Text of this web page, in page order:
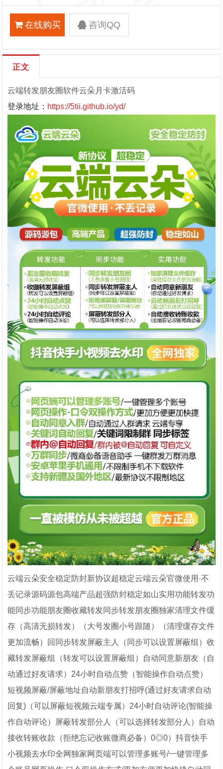
在线购买 咨询QQ
正文
云端转发朋友圈软件云朵月卡激活码
登录地址： https://5tii.github.io/yd/
云端云朵安全稳定防封新协议超稳定云端云朵官微使用·不
丢记录源码源包高端产品超强防封稳定如山实用功能转发功
能同步功能朋友圈收藏转发同步转发朋友圈独家清理文件缓
存（高清无损转发）（大号发圈小号跟随）（清理缓存文件
更加流畅）回同步转发屏蔽主人（同步可以设置屏蔽组）收
藏转发屏蔽组（转发可以设置屏蔽组）自动同意新朋友（自
动通过好友请求）24小时自动点赞（智能操作自动点赞）
短视频屏蔽/屏蔽地址自动新朋友打招呼(通过好友请求自动
回复)（可以屏蔽短视频云端专属）24小时自动评论(智能操
作自动评论）屏蔽转发部分人（可以选择转发部分人）自动
接收转账收款（拒绝忘记收账微商必备）0◎0）抖音快手
小视频去水印全网独家网页端可以管理多账号/一键管理多